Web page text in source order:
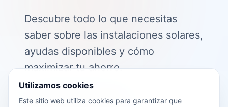
Descubre todo lo que necesitas
saber sobre las instalaciones solares,
ayudas disponibles y cómo
maximizar tu ahorro.
📖 Contenido de la guía:
Utilizamos cookies
Este sitio web utiliza cookies para garantizar que